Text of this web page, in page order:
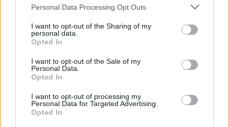
Please note that this website/app uses one or more Google
not limited to your visit or usage behaviour. You may click to
grant or deny consent to Google and its third-party tags to
use your data for below specified purposes in below Google
consent section.
Personal Data Processing Opt Outs
I want to opt-out of the Sharing of my
personal data.
Opted In
I want to opt-out of the Sale of my
Personal Data.
Opted In
I want to opt-out of processing my
Personal Data for Targeted Advertising.
Opted In
2018. január 17. 11:34
Fény derült a Hangya és Darázs történetére!
Egyre közelebb kerülünk a nyári Marvel-film
bemutatójához, most pedig végre kaptunk egy kis infót a